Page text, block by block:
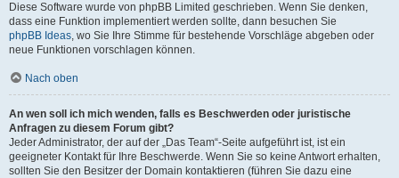
Diese Software wurde von phpBB Limited geschrieben. Wenn Sie denken,
dass eine Funktion implementiert werden sollte, dann besuchen Sie
phpBB Ideas, wo Sie Ihre Stimme für bestehende Vorschläge abgeben oder
neue Funktionen vorschlagen können.
Nach oben
An wen soll ich mich wenden, falls es Beschwerden oder juristische
Anfragen zu diesem Forum gibt?
Jeder Administrator, der auf der „Das Team“-Seite aufgeführt ist, ist ein
geeigneter Kontakt für Ihre Beschwerde. Wenn Sie so keine Antwort erhalten,
sollten Sie den Besitzer der Domain kontaktieren (führen Sie dazu eine